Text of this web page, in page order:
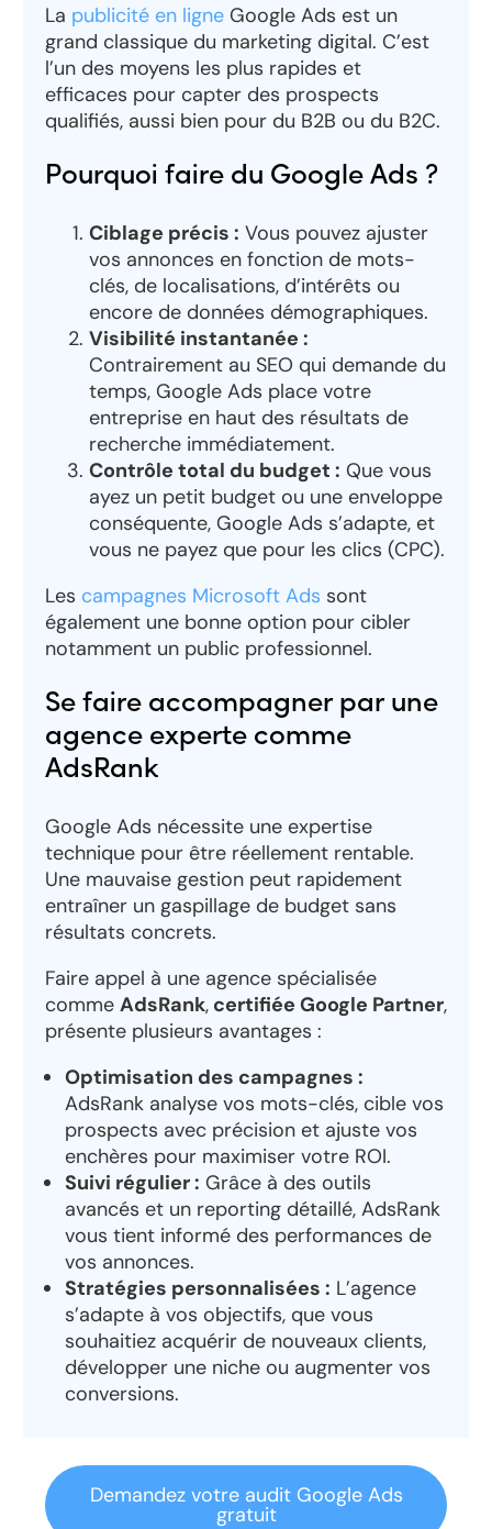
La publicité en ligneGoogle Ads est un
grand classique du marketing digital. C’est
l’un des moyens les plus rapides et
efficaces pour capter des prospects
qualifiés, aussi bien pour du B2B ou du B2C.
Pourquoi faire du Google Ads ?
Ciblage précis : Vous pouvez ajuster
vos annonces en fonction de mots-
clés, de localisations, d’intérêts ou
encore de données démographiques.
Visibilité instantanée :
Contrairement au SEO qui demande du
temps, Google Ads place votre
entreprise en haut des résultats de
recherche immédiatement.
Contrôle total du budget : Que vous
ayez un petit budget ou une enveloppe
conséquente, Google Ads s’adapte, et
vous ne payez que pour les clics (CPC).
Les campagnes Microsoft Ads sont
également une bonne option pour cibler
notamment un public professionnel.
Se faire accompagner par une
agence experte comme
AdsRank
Google Ads nécessite une expertise
technique pour être réellement rentable.
Une mauvaise gestion peut rapidement
entraîner un gaspillage de budget sans
résultats concrets.
Faire appel à une agence spécialisée
comme AdsRank,certifiée Google Partner,
présente plusieurs avantages :
Optimisation des campagnes :
AdsRank analyse vos mots-clés, cible vos
prospects avec précision et ajuste vos
enchères pour maximiser votre ROI.
Suivi régulier : Grâce à des outils
avancés et un reporting détaillé, AdsRank
vous tient informé des performances de
vos annonces.
Stratégies personnalisées : L’agence
s’adapte à vos objectifs, que vous
souhaitiez acquérir de nouveaux clients,
développer une niche ou augmenter vos
conversions.
Demandez votre audit Google Ads
gratuit